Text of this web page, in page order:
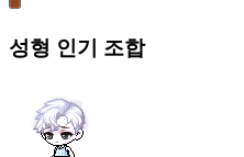
성형 인기 조합